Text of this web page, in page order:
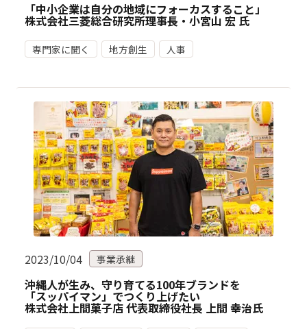
「中小企業は自分の地域にフォーカスすること」
株式会社三菱総合研究所理事長・小宮山 宏 氏
専門家に聞く 地方創生 人事
2023/10/04 事業承継
沖縄人が生み、守り育てる100年ブランドを
「スッパイマン」でつくり上げたい
株式会社上間菓子店 代表取締役社長 上間 幸治氏